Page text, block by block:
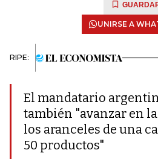
UNIRSE A
RIPE:
El mandatario
también "avanzar en
los aranceles de una
50 productos"